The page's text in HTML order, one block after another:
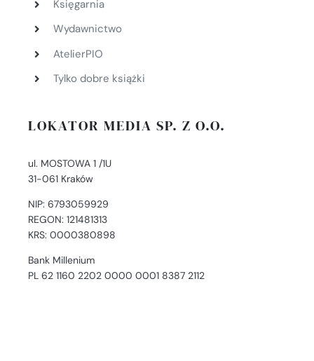
Księgarnia
Wydawnictwo
AtelierPIO
Tylko dobre książki
LOKATOR MEDIA SP. Z O.O.
ul. MOSTOWA 1 /1U
31-061 Kraków
NIP: 6793059929
REGON: 121481313
KRS: 0000380898
Bank Millenium
PL 62 1160 2202 0000 0001 8387 2112